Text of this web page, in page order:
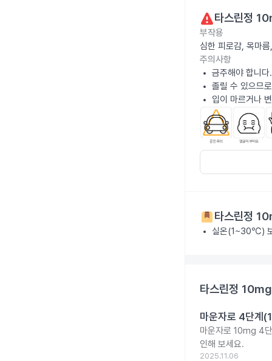
타스린정
부작용
심한 피로감, 목마
주의사항
금주해야 합니다.
졸릴 수 있으므
입이 마르거나
타스린정
실온(1~30℃)
타스린정 10mg
마운자로 4단계
마운자로 10mg 4
인해 보세요.
2025.11.06